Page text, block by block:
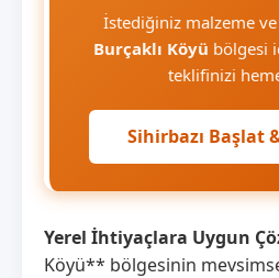
İstediğiniz malzeme
Burçaklı Köyü bölgesi
teklifinizi
Sihirbazı Başlat
Yerel İhtiyaçlara Uygun
Köyü** bölgesinin